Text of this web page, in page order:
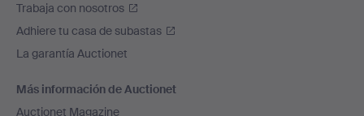
Trabaja con nosotros
Adhiere tu casa de subastas
La garantía Auctionet
Más información de Auctionet
Auctionet Magazine